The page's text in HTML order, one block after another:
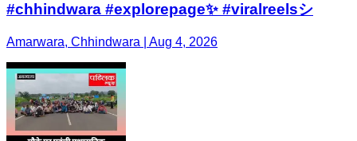
#chhindwara #explorepage✨ #viralreelsシ
Amarwara, Chhindwara | Aug 4, 2026